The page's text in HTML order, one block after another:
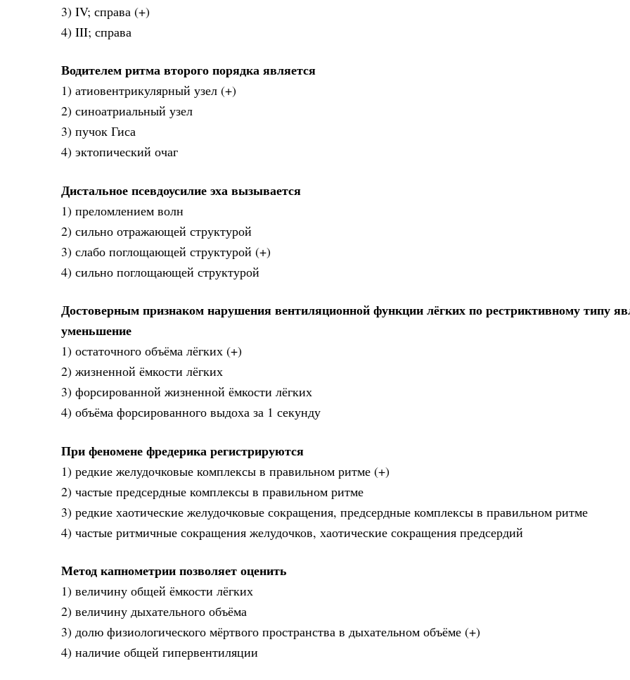
3) IV; справа (+)
4) III; справа
Водителем ритма второго порядка является
1) атиовентрикулярный узел (+)
2) синоатриальный узел
3) пучок Гиса
4) эктопический очаг
Дистальное псевдоусилие эха вызывается
1) преломлением волн
2) сильно отражающей структурой
3) слабо поглощающей структурой (+)
4) сильно поглощающей структурой
Достоверным признаком нарушения вентиляционной функции лёгких по рестриктивному типу
уменьшение
1) остаточного объёма лёгких (+)
2) жизненной ёмкости лёгких
3) форсированной жизненной ёмкости лёгких
4) объёма форсированного выдоха за 1 секунду
При феномене фредерика регистрируются
1) редкие желудочковые комплексы в правильном ритме (+)
2) частые предсердные комплексы в правильном ритме
3) редкие хаотические желудочковые сокращения, предсердные комплексы в правильном ритме
4) частые ритмичные сокращения желудочков, хаотические сокращения предсердий
Метод капнометрии позволяет оценить
1) величину общей ёмкости лёгких
2) величину дыхательного объёма
3) долю физиологического мёртвого пространства в дыхательном объёме (+)
4) наличие общей гипервентиляции